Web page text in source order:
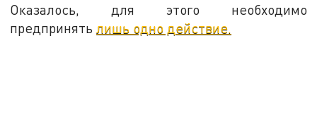
Оказалось, для этого необходимо
предпринятьлишь одно действие.